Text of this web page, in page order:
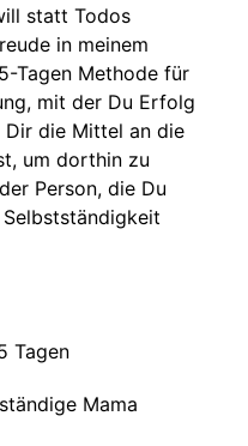
statt Todos
in meinem
Tagen Methode für
mit der Du Erfolg
die Mittel an die
um dorthin zu
Person, die Du
Tagen
Mama